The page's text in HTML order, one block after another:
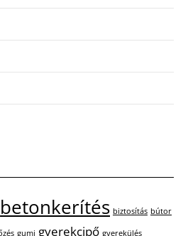
betonkerítés biztosítás bútor
gumi gyerekcipő gyerekülés